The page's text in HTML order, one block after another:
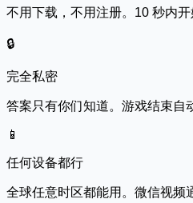
不用下载，不用注册。10 秒内开
🔒
完全私密
答案只有你们知道。游戏结束自
📱
任何设备都行
全球任意时区都能用。微信视频